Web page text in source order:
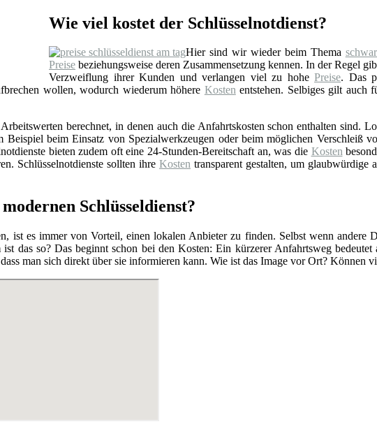
Wie viel kostet der Schlüsselnotdienst?
Hier sind wir wieder beim Thema
Preise beziehungsweise deren Zusammensetzung kennen. In der Regel
Verzweiflung ihrer Kunden und verlangen viel zu hohe Preise. Das
wollen, wodurch wiederum höhere Kostenentstehen. Selbiges gilt auch
berechnet, in denen auch die Anfahrtskosten schon enthalten sind.
beim Einsatz von Spezialwerkzeugen oder beim möglichen Verschleiß
bieten zudem oft eine 24-Stunden-Bereitschaft an, was die Kosten
Schlüsselnotdienste sollten ihre Kosten transparent gestalten, um
Schlüsseldienst?
ist es immer von Vorteil, einen lokalen Anbieter zu finden. Selbst wenn andere
das so? Das beginnt schon bei den Kosten: Ein kürzerer Anfahrtsweg
man sich direkt über sie informieren kann. Wie ist das Image vor Ort? Können